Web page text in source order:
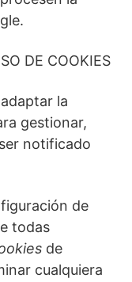
DE COOKIES
la
gestionar,
notificado
de
todas
de
cualquiera